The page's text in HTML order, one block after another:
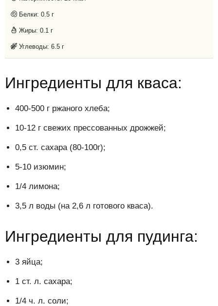
Белки: 0.5 г
Жиры: 0.1 г
Углеводы: 6.5 г
Ингредиенты для кваса:
400-500 г ржаного хлеба;
10-12 г свежих прессованных дрожжей;
0,5 ст. сахара (80-100г);
5-10 изюмин;
1/4 лимона;
3,5 л воды (на 2,6 л готового кваса).
Ингредиенты для пудинга:
3 яйца;
1 ст. л. сахара;
1/4 ч. л. соли;